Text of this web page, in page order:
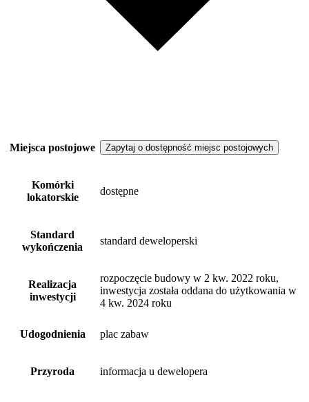
Miejsca postojowe Zapytaj o dostępność miejsc postojowych
Komórki
lokatorskie
dostępne
Standard
wykończenia
standard deweloperski
Realizacja
inwestycji
rozpoczęcie budowy w 2 kw. 2022 roku,
inwestycja została oddana do użytkowania w
4 kw. 2024 roku
Udogodnienia plac zabaw
Przyroda informacja u dewelopera